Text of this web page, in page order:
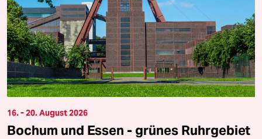
16. - 20. August 2026
Bochum und Essen - grünes Ruhrgebiet